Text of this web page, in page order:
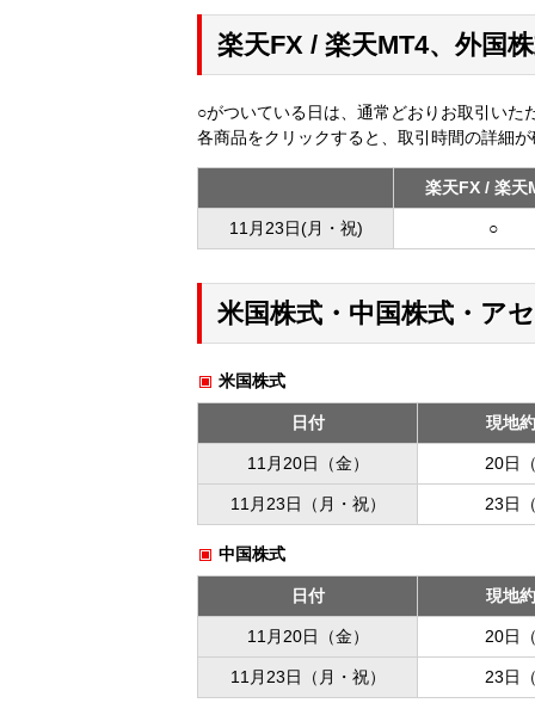
楽天FX / 楽天MT4、外国
○がついている日は、通常どおりお取引いた
各商品をクリックすると、取引時間の詳細
楽天FX / 楽天
11月23日(月・祝) ○
米国株式・中国株式・ア
米国株式
日付 現地
11月20日（金） 20日
11月23日（月・祝） 23日
中国株式
日付 現地
11月20日（金） 20日
11月23日（月・祝） 23日